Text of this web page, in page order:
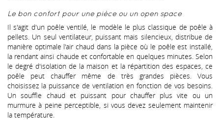
Le bon confort pour une pièce ou un open space
Il s'agit d'un poêle ventilé, le modèle le plus classique de poêle à
pellets. Un seul ventilateur, puissant mais silencieux, distribue de
manière optimale l'air chaud dans la pièce où le poêle est installé,
la rendant ainsi chaude et confortable en quelques minutes. Selon
le degré d'isolation de la maison et la répartition des espaces, ce
poêle peut chauffer même de très grandes pièces. Vous
choisissez la puissance de ventilation en fonction de vos besoins.
Un souffle chaud et puissant pour chauffer plus vite ou un
murmure à peine perceptible, si vous devez seulement maintenir
la température.